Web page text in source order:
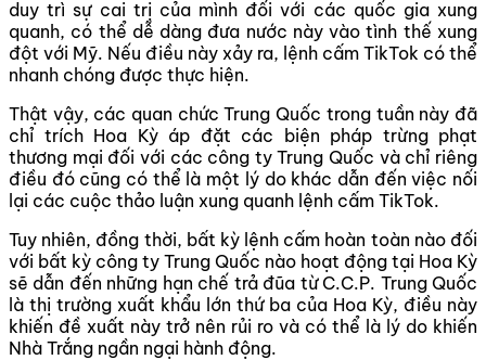
duy trì sự cai trị của mình đối với các quốc gia xung
quanh, có thể dễ dàng đưa nước này vào tình thế xung
đột với Mỹ. Nếu điều này xảy ra, lệnh cấm TikTok có thể
nhanh chóng được thực hiện.
Thật vậy, các quan chức Trung Quốc trong tuần này đã
chỉ trích Hoa Kỳ áp đặt các biện pháp trừng phạt
thương mại đối với các công ty Trung Quốc và chỉ riêng
điều đó cũng có thể là một lý do khác dẫn đến việc nối
lại các cuộc thảo luận xung quanh lệnh cấm TikTok.
Tuy nhiên, đồng thời, bất kỳ lệnh cấm hoàn toàn nào đối
với bất kỳ công ty Trung Quốc nào hoạt động tại Hoa Kỳ
sẽ dẫn đến những hạn chế trả đũa từ C.C.P. Trung Quốc
là thị trường xuất khẩu lớn thứ ba của Hoa Kỳ, điều này
khiến đề xuất này trở nên rủi ro và có thể là lý do khiến
Nhà Trắng ngần ngại hành động.